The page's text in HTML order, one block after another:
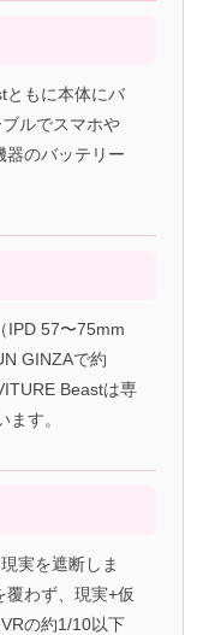
ともに本体にバ
ルでスマホや
器のバッテリー
IPD 57〜75mm
GINZAで約
Beastは専
す。
実を遮断しま
覆わず、現実+仮
の約1/10以下